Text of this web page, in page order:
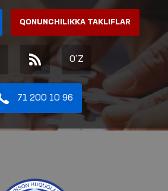
QONUNCHILIKKA TAKLIFLAR
O'Z
71 200 10 96